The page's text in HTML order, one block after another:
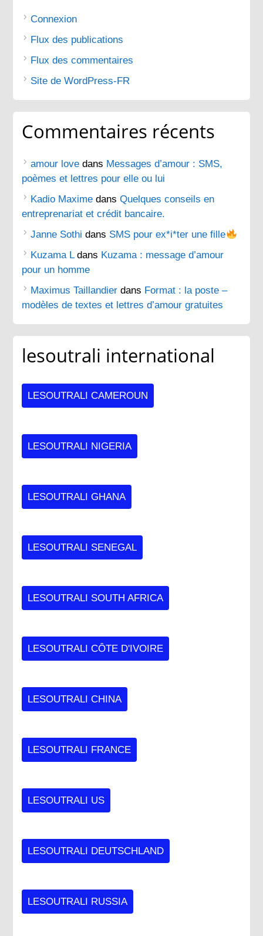
Connexion
Flux des publications
Flux des commentaires
Site de WordPress-FR
Commentaires récents
amour love dans Messages d’amour : SMS,
poèmes et lettres pour elle ou lui
Kadio Maxime dansQuelques conseils en
entreprenariat et crédit bancaire.
Janne Sothi dans SMS pour ex*i*ter une fille
Kuzama Ldans Kuzama : message d’amour
pour un homme
Maximus Taillandier dans Format : la poste –
modèles de textes et lettres d’amour gratuites
lesoutrali international
LESOUTRALI CAMEROUN
LESOUTRALI NIGERIA
LESOUTRALI GHANA
LESOUTRALI SENEGAL
LESOUTRALI SOUTH AFRICA
LESOUTRALI CÔTE D'IVOIRE
LESOUTRALI CHINA
LESOUTRALI FRANCE
LESOUTRALI US
LESOUTRALI DEUTSCHLAND
LESOUTRALI RUSSIA